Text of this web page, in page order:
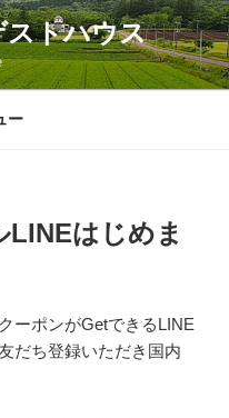
ストハウス
ー
LINEはじめま
ーポンがGetできるLINE
だち登録いただき国内